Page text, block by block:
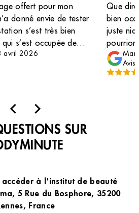
offert pour mon
donné envie de tester
s’est occupée de
était vraiment
Un vrai
merci à elle. En
était très élevée,
inconfortable, limite
sortir quelques
patienter. J’ai
de baisser le
pour les clients que
y travaillent toute la
avril 2026
Que
bien
juste
redire
partAvis
SUR
accéder à l'institut de beauté
5 Rue du Bosphore, 35200
France